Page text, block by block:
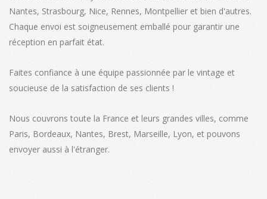
Nantes, Strasbourg, Nice, Rennes, Montpellier et bien d'autres.
Chaque envoi est soigneusement emballé pour garantir une
réception en parfait état.
Faites confiance à une équipe passionnée par le vintage et
soucieuse de la satisfaction de ses clients !
Nous couvrons toute la France et leurs grandes villes, comme
Paris, Bordeaux, Nantes, Brest, Marseille, Lyon, et pouvons
envoyer aussi à l'étranger.